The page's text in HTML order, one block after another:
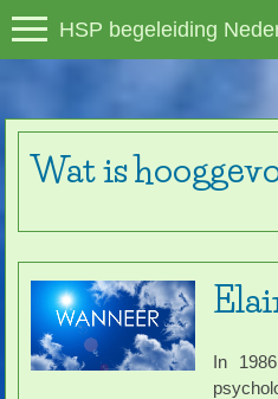
HSP begeleiding
Wat is
In